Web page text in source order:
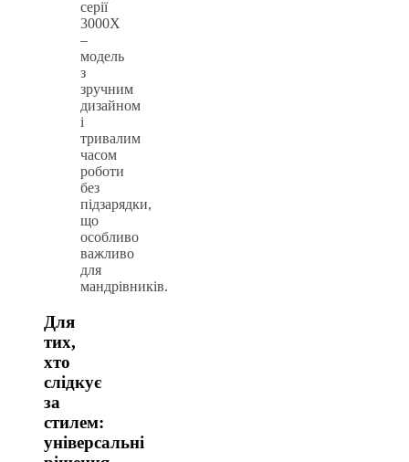
серії
3000X
–
модель
з
зручним
дизайном
і
тривалим
часом
роботи
без
підзарядки,
що
особливо
важливо
для
мандрівників.
Для
тих,
хто
слідкує
за
стилем:
універсальні